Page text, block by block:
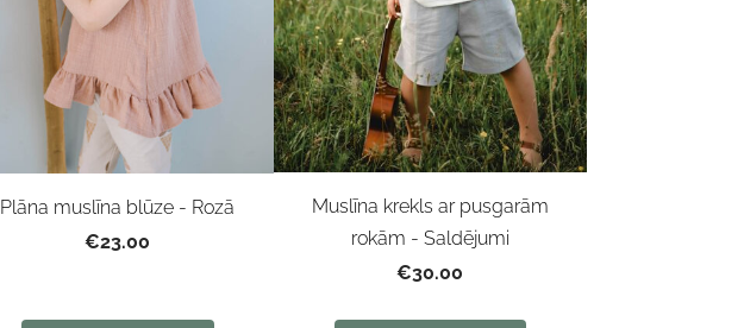
Plāna muslīna blūze - Rozā
€23.00
Muslīna krekls ar pusgarām
rokām - Saldējumi
€30.00